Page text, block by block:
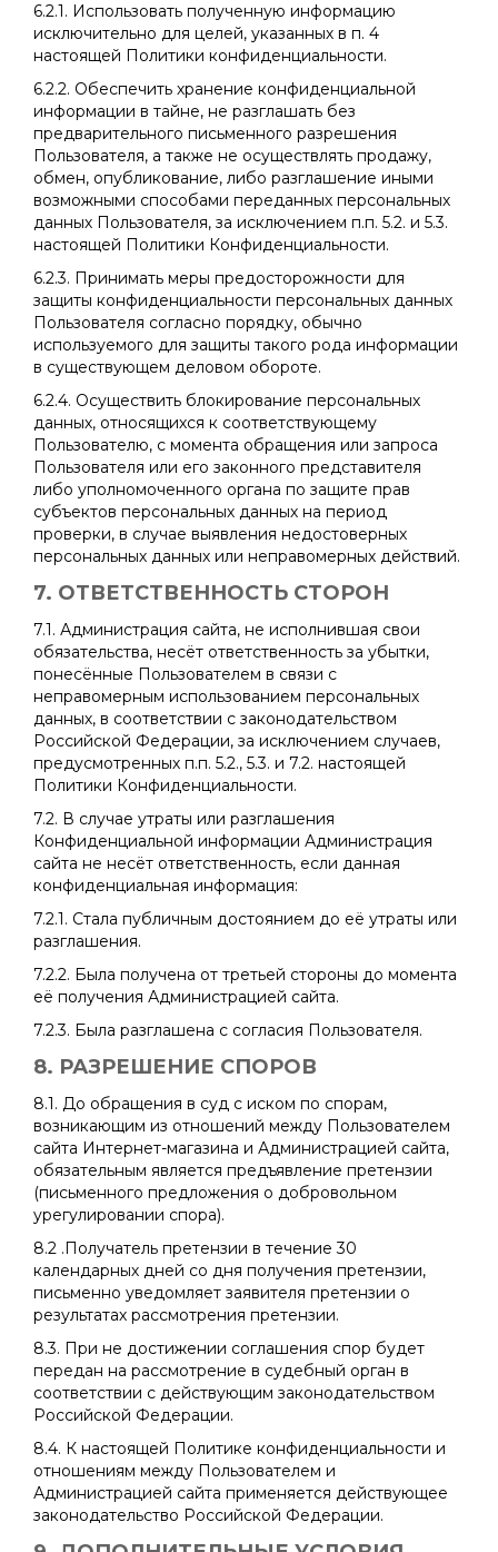
6.2.1. Использовать полученную информацию
исключительно для целей, указанных в п. 4
настоящей Политики конфиденциальности.
6.2.2. Обеспечить хранение конфиденциальной
информации в тайне, не разглашать без
предварительного письменного разрешения
Пользователя, а также не осуществлять продажу,
обмен, опубликование, либо разглашение иными
возможными способами переданных персональных
данных Пользователя, за исключением п.п. 5.2. и 5.3.
настоящей Политики Конфиденциальности.
6.2.3. Принимать меры предосторожности для
защиты конфиденциальности персональных данных
Пользователя согласно порядку, обычно
используемого для защиты такого рода информации
в существующем деловом обороте.
6.2.4. Осуществить блокирование персональных
данных, относящихся к соответствующему
Пользователю, с момента обращения или запроса
Пользователя или его законного представителя
либо уполномоченного органа по защите прав
субъектов персональных данных на период
проверки, в случае выявления недостоверных
персональных данных или неправомерных действий.
7. ОТВЕТСТВЕННОСТЬ СТОРОН
7.1. Администрация сайта, не исполнившая свои
обязательства, несёт ответственность за убытки,
понесённые Пользователем в связи с
неправомерным использованием персональных
данных, в соответствии с законодательством
Российской Федерации, за исключением случаев,
предусмотренных п.п. 5.2., 5.3. и 7.2. настоящей
Политики Конфиденциальности.
7.2. В случае утраты или разглашения
Конфиденциальной информации Администрация
сайта не несёт ответственность, если данная
конфиденциальная информация:
7.2.1. Стала публичным достоянием до её утраты или
разглашения.
7.2.2. Была получена от третьей стороны до момента
её получения Администрацией сайта.
7.2.3. Была разглашена с согласия Пользователя.
8. РАЗРЕШЕНИЕ СПОРОВ
8.1. До обращения в суд с иском по спорам,
возникающим из отношений между Пользователем
сайта Интернет-магазина и Администрацией сайта,
обязательным является предъявление претензии
(письменного предложения о добровольном
урегулировании спора).
8.2 .Получатель претензии в течение 30
календарных дней со дня получения претензии,
письменно уведомляет заявителя претензии о
результатах рассмотрения претензии.
8.3. При не достижении соглашения спор будет
передан на рассмотрение в судебный орган в
соответствии с действующим законодательством
Российской Федерации.
8.4. К настоящей Политике конфиденциальности и
отношениям между Пользователем и
Администрацией сайта применяется действующее
законодательство Российской Федерации.